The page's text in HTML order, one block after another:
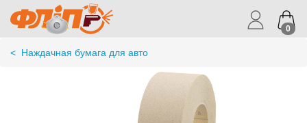
0
< Наждачная бумага для авто